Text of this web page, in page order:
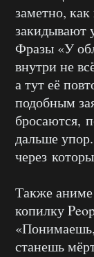
заметно,
закидывают
Фразы «У
внутри не
а тут её
подобным
бросаются,
дальше
через
Также
копилку
станешь